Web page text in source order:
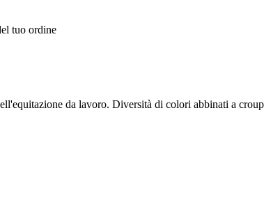
tuo ordine
da lavoro. Diversità di colori abbinati a